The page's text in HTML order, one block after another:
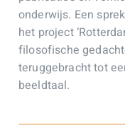
onderwijs. Een
het project
filosofische
teruggebracht tot
beeldtaal.